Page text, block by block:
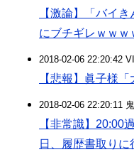
【激論】「バイ
にブチギレｗｗｗ
2018-02-06 22:20:42
【悲報】眞子様
2018-02-06 22:20:11
【非常識】20:00
日、履歴書取り